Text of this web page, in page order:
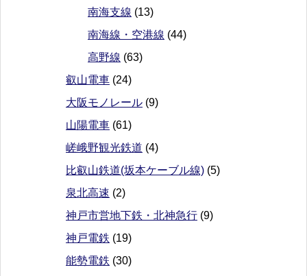
南海支線 (13)
南海線・空港線 (44)
高野線 (63)
叡山電車 (24)
大阪モノレール (9)
山陽電車 (61)
嵯峨野観光鉄道 (4)
比叡山鉄道(坂本ケーブル線) (5)
泉北高速 (2)
神戸市営地下鉄・北神急行 (9)
神戸電鉄 (19)
能勢電鉄 (30)